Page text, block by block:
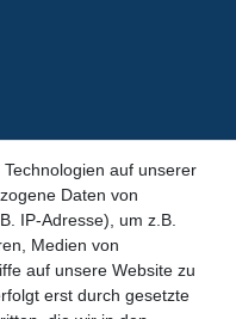
auf unserer
Daten von
IP-Adresse), um z.B.
Medien von
auf unsere Website zu
erst durch gesetzte